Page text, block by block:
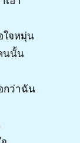
ใจหมุ่น
นนั้น
กว่าฉัน